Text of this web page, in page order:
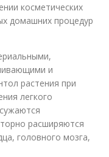
косметических
домашних процедур
и
растения при
легкого
расширяются
головного мозга,